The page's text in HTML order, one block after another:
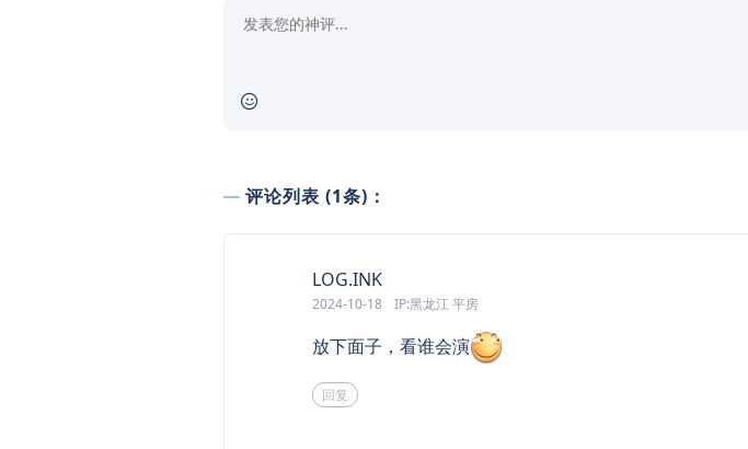
评论列表 (1条)：
LOG.INKsays:
2024-10-18 IP:黑龙江 平房
放下面子，看谁会演
回复